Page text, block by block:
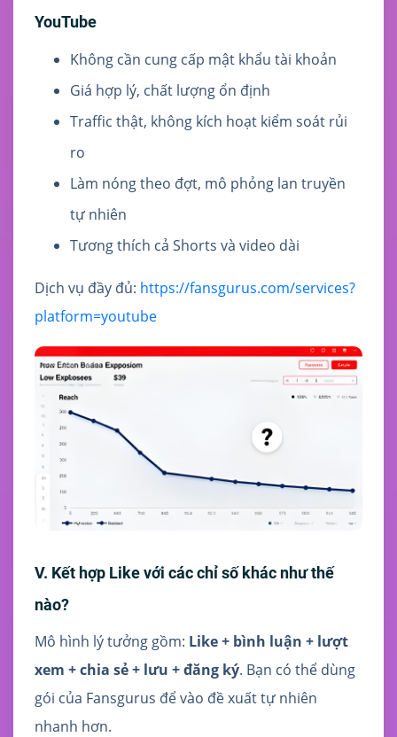
YouTube
Không cần cung cấp mật khẩu tài khoản
Giá hợp lý, chất lượng ổn định
Traffic thật, không kích hoạt kiểm soát rủi
ro
Làm nóng theo đợt, mô phỏng lan truyền
tự nhiên
Tương thích cả Shorts và video dài
Dịch vụ đầy đủ: https://fansgurus.com/services?
platform=youtube
V. Kết hợp Like với các chỉ số khác như thế
nào?
Mô hình lý tưởng gồm: Like + bình luận + lượt
xem + chia sẻ + lưu + đăng ký. Bạn có thể dùng
gói của Fansgurus để vào đề xuất tự nhiên
nhanh hơn.